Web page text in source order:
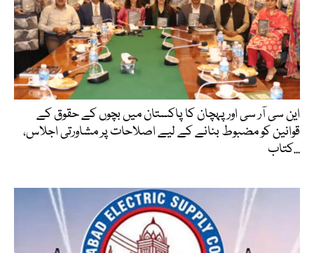
این سی آر سی اور پہچان کا پاکستان میں بچوں کے حقوق کے
قوانین کو مضبوط بنانے کے لیے اصلاحات پر مشاورتی اجلاس،
کتاب...